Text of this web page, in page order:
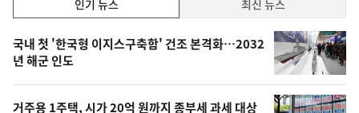
기,
최
신,
오
인기 뉴스 최신 뉴스
기
뉴
스
국내 첫 '한국형 이지스구축함' 건조 본격화…2032
년 해군 인도
거주용 1주택, 시가 20억 원까지 종부세 과세 대상